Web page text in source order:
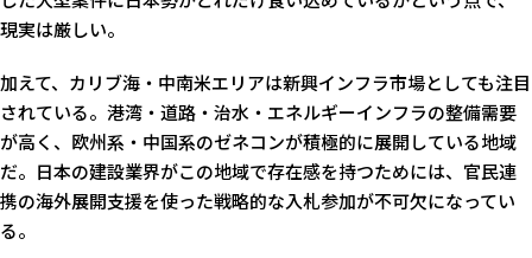
現実は厳しい。
加えて、カリブ海・中南米エリアは新興インフラ市場としても注目
されている。港湾・道路・治水・エネルギーインフラの整備需要
が高く、欧州系・中国系のゼネコンが積極的に展開している地域
だ。日本の建設業界がこの地域で存在感を持つためには、官民連
携の海外展開支援を使った戦略的な入札参加が不可欠になってい
る。